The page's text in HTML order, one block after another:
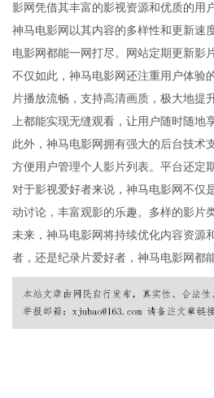
影网凭借其丰富的影视资源和优质的用
神马电影网以其内容的多样性和更新速
电影网都能一网打尽。网站定期更新影
不仅如此，神马电影网还注重用户体验
片播放流畅，支持高清画质，极大地
上都能实现无缝观看，让用户随时随地
此外，神马电影网拥有强大的后台技术
方便用户管理个人影片列表。平台还定
对于影视爱好者来说，神马电影网不仅
动讨论，丰富观影的乐趣。多样的影片
未来，神马电影网将持续优化内容资源
者，还是纪录片爱好者，神马电影网都